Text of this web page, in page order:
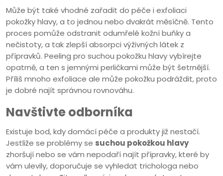
Může být také vhodné zařadit do péče i exfoliaci
pokožky hlavy, a to jednou nebo dvakrát měsíčně. Tento
proces pomůže odstranit odumřelé kožní buňky a
nečistoty, a tak zlepší absorpci výživných látek z
přípravků. Peeling pro suchou pokožku hlavy vybírejte
opatrně, a ten s jemnými perličkami může být šetrnější.
Příliš mnoho exfoliace ale může pokožku podráždit, proto
je dobré najít správnou rovnováhu.
Navštivte odborníka
Existuje bod, kdy domácí péče a produkty již nestačí.
Jestliže se problémy se suchou pokožkou hlavy
zhoršují nebo se vám nepodaří najít přípravky, které by
vám ulevily, doporučuje se vyhledat trichologa nebo